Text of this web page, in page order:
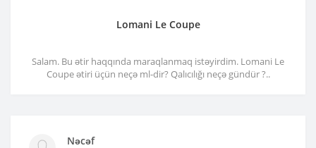
Lomani Le Coupe
Salam. Bu ətir haqqında maraqlanmaq istəyirdim. Lomani Le
Coupe ətiri üçün neçə ml-dir? Qalıcılığı neçə gündür ?..
Nəcəf